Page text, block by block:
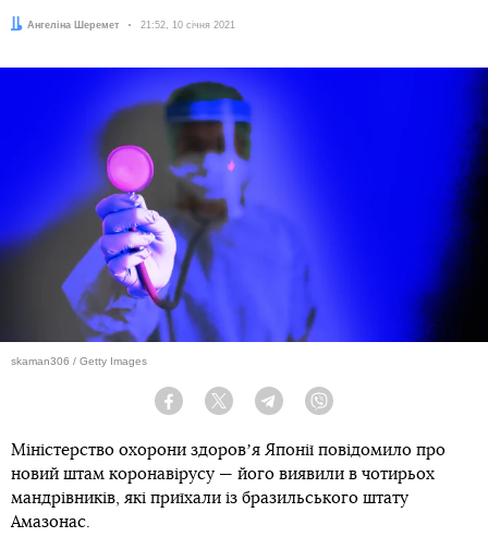
Автор:
Ангеліна Шеремет Дата:
21:52, 10 січня 2021
skaman306 / Getty Images
Facebook Twitter Telegram
Міністерство охорони здоровʼя Японії повідомило про
новий штам коронавірусу — його виявили в чотирьох
мандрівників, які приїхали із бразильського штату
Амазонас.